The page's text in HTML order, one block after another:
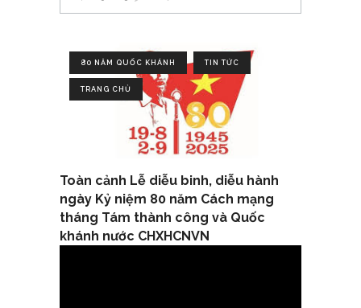
80 NĂM QUỐC KHÁNH TIN TỨC
TRANG CHỦ
Toàn cảnh Lễ diễu binh, diễu hành
ngày Kỷ niệm 80 năm Cách mạng
tháng Tám thành công và Quốc
khánh nước CHXHCNVN